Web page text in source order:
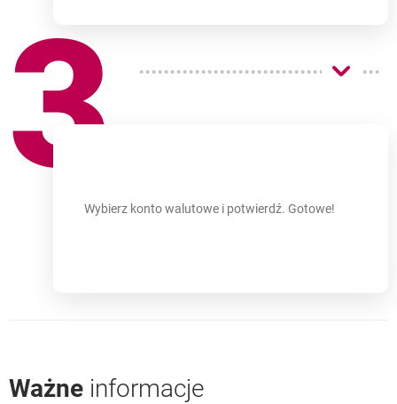
3Wybierz konto walutowe i potwierdź. Gotowe!
Ważne informacje